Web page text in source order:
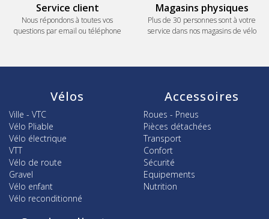
Service client
Nous répondons à toutes vos
questions par email ou téléphone
Magasins physiques
Plus de 30 personnes sont à votre
service dans nos magasins de vélo
Vélos
Ville - VTC
Vélo Pliable
Vélo électrique
VTT
Vélo de route
Gravel
Vélo enfant
Vélo reconditionné
Accessoires
Roues - Pneus
Pièces détachées
Transport
Confort
Sécurité
Equipements
Nutrition